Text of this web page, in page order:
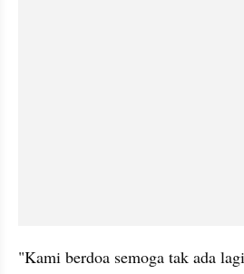
"Kami berdoa semoga tak ada